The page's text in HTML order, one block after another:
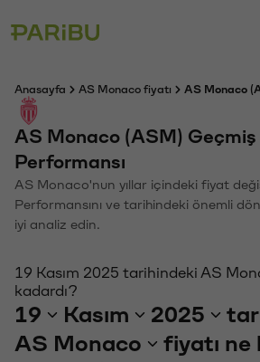
Anasayfa AS Monaco fiyatı AS Monaco
AS Monaco (ASM)
Performansı
AS Monaco'nun yıllar içindeki fiyat
Performansını ve tarihindeki önemli
iyi analiz edin.
19 Kasım 2025 tarihindeki AS
kadardı?
19 Kasım 2025
AS Monaco
fiyatı ne